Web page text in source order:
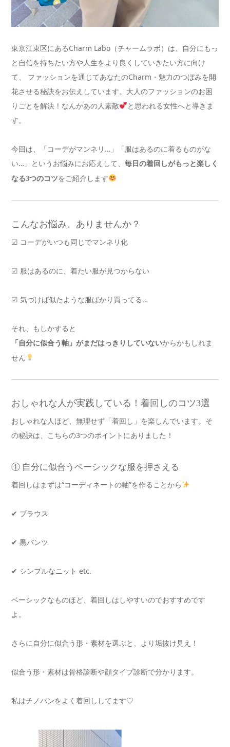
東京江東区にあるCharm Labo（チャームラボ）は、自分にもっ
と自信を持ちたい方や人生をより良くしていきたい方に向け
て、 ファッションを通じてあなたのCharm・魅力のつぼみを開
花させる秘訣をお伝えしています。大人のファッションのお困
りごとを解決！なんかあの人素敵
と思われる女性へと導きま
す。
今回は、「コーデがマンネリ…」「服はあるのに着るものがな
い…」というお悩みにお応えして、
毎日の着回しがもっと楽しく
なる3つのコツをご紹介します
こんなお悩み、ありませんか？
☑ コーデがいつも同じでマンネリ化
☑ 服はあるのに、着たい服が見つからない
☑ 気づけば似たような服ばかり買ってる…
それ、もしかすると
「自分に似合う軸」がまだはっきりしていないからかもしれま
せん
おしゃれな人が実践している！着回しのコツ3選
おしゃれな人ほど、無理せず「着回し」を楽しんでいます。そ
の秘訣は、こちらの3つのポイントにありました！
① 自分に似合うベーシックな服を押さえる
着回しはまずは“コーディネートの軸”を作る ことから
✔ ブラウス
✔ 黒パンツ
✔ シンプルなニット etc.
ベーシックなものほど、着回しはしやすいのでおすすめです
よ。
さらに自分に似合う形・素材を選ぶと、より垢抜け見え！
似合う形・素材は骨格診断や顔タイプ診断で分かります。
私はチノパンをよく 着回ししてます♡